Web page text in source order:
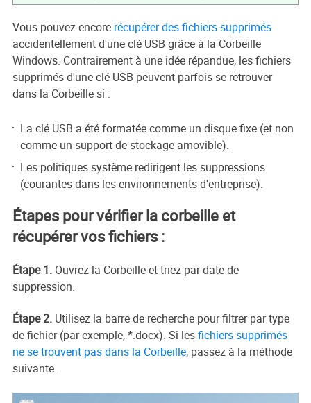
Vous pouvez encore récupérer des fichiers supprimés
accidentellement d'une clé USB grâce à la Corbeille
Windows. Contrairement à une idée répandue, les fichiers
supprimés d'une clé USB peuvent parfois se retrouver
dans la Corbeille si :
La clé USB a été formatée comme un disque fixe (et non
comme un support de stockage amovible).
Les politiques système redirigent les suppressions
(courantes dans les environnements d'entreprise).
Étapes pour vérifier la corbeille et
récupérer vos fichiers :
Étape 1.Ouvrez la Corbeille et triez par date de
suppression.
Étape 2.Utilisez la barre de recherche pour filtrer par type
de fichier (par exemple, *.docx). Si lesfichiers supprimés
ne se trouvent pas dans la Corbeille, passez à la méthode
suivante.